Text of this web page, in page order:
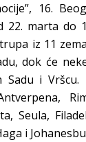
16.
22. marta do
iz 11
dok će
Sadu i
Seula,
i